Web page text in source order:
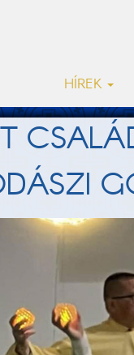
HÍREK